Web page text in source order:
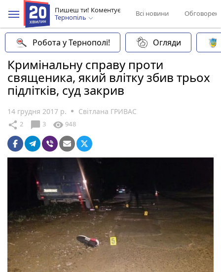
Пишеш ти! Коментує
Тернопіль
Всі новини
Робота у Тернополі! Огляди
Кримінальну справу проти
священика, який влітку збив трьох
підлітків, суд закрив
14 грудня 2017 р. Світлана ГРИВАС
share 2 chat_bubble 3 visibility 948